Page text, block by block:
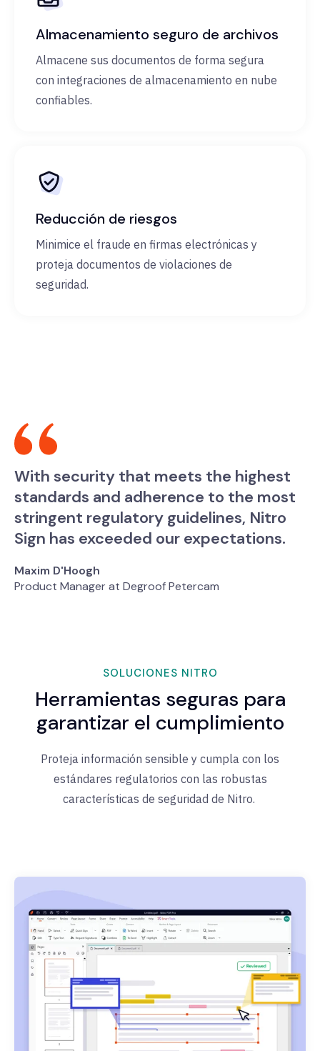
Almacenamiento seguro de archivos
Almacene sus documentos de forma segura
con integraciones de almacenamiento en nube
confiables.
Reducción de riesgos
Minimice el fraude en firmas electrónicas y
proteja documentos de violaciones de
seguridad.
With security that meets the highest
standards and adherence to the most
stringent regulatory guidelines, Nitro
Sign has exceeded our expectations.
Maxim D'Hoogh
Product Manager at Degroof Petercam
SOLUCIONES NITRO
Herramientas seguras para
garantizar el cumplimiento
Proteja información sensible y cumpla con los
estándares regulatorios con las robustas
características de seguridad de Nitro.